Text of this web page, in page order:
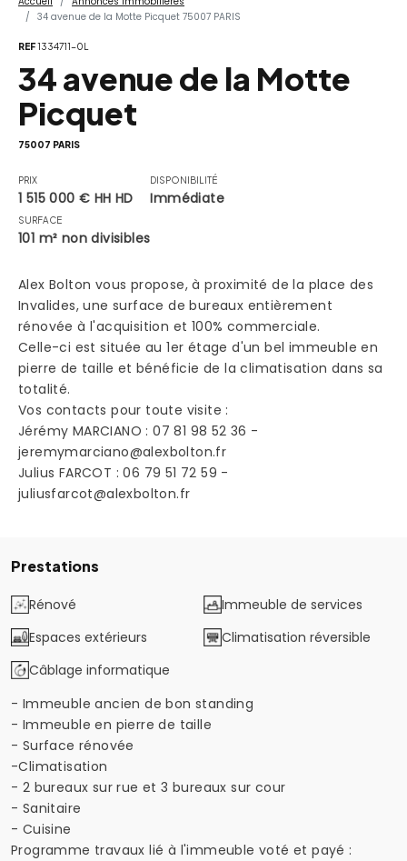
34 avenue de la Motte Picquet 75007 PARIS
REF1334711-0L
34 avenue de la Motte
Picquet
75007 PARIS
PRIX
1 515 000 € HH HD
SURFACE
101 m² non divisibles
DISPONIBILITÉ
Immédiate
Alex Bolton vous propose, à proximité de la place des
Invalides, une surface de bureaux entièrement
rénovée à l'acquisition et 100% commerciale.
Celle-ci est située au 1er étage d'un bel immeuble en
pierre de taille et bénéficie de la climatisation dans sa
totalité.
Vos contacts pour toute visite :
Jérémy MARCIANO : 07 81 98 52 36 -
jeremymarciano@alexbolton.fr
Julius FARCOT : 06 79 51 72 59 -
juliusfarcot@alexbolton.fr
Prestations
Rénové
Immeuble de services
Espaces extérieurs
Climatisation réversible
Câblage informatique
- Immeuble ancien de bon standing
- Immeuble en pierre de taille
- Surface rénovée
-Climatisation
- 2 bureaux sur rue et 3 bureaux sur cour
- Sanitaire
- Cuisine
Programme travaux lié à l'immeuble voté et payé :